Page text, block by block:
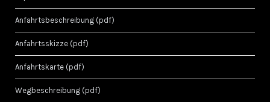
Anfahrtsbeschreibung (pdf)
Anfahrtsskizze (pdf)
Anfahrtskarte (pdf)
Wegbeschreibung (pdf)